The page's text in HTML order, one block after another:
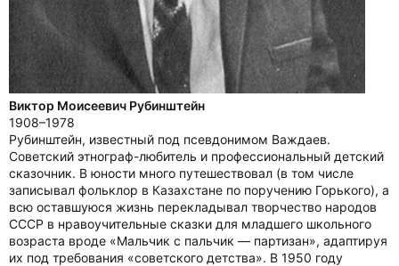
Виктор Моисеевич Рубинштейн
1908–1978
Рубинштейн, известный под псевдонимом Важдаев.
Советский этнограф-любитель и профессиональный детский
сказочник. В юности много путешествовал (в том числе
записывал фольклор в Казахстане по поручению Горького), а
всю оставшуюся жизнь перекладывал творчество народов
СССР в нравоучительные сказки для младшего школьного
возраста вроде «Мальчик с пальчик — партизан», адаптируя
их под требования «советского детства». В 1950 году